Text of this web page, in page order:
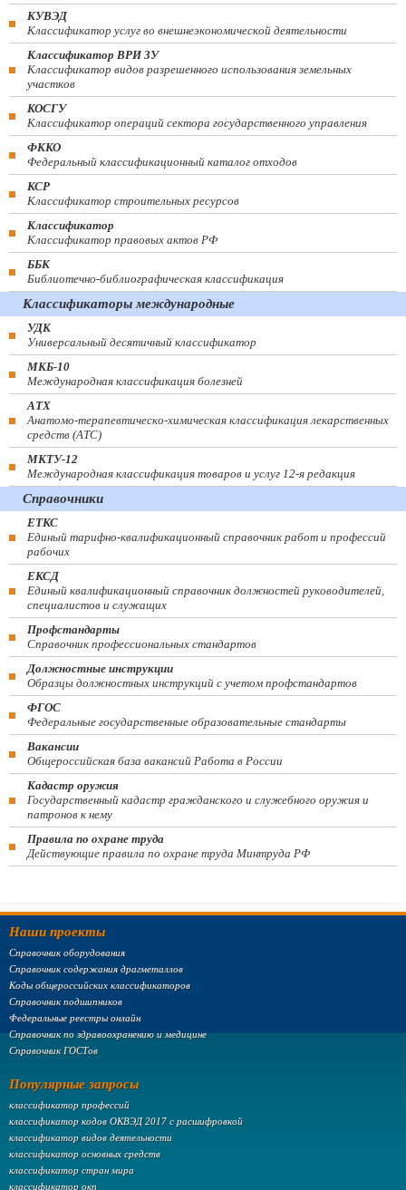
КУВЭД
Классификатор услуг во внешнеэкономической деятельности
Классификатор ВРИ ЗУ
Классификатор видов разрешенного использования земельных
участков
КОСГУ
Классификатор операций сектора государственного управления
ФККО
Федеральный классификационный каталог отходов
КСР
Классификатор строительных ресурсов
Классификатор
Классификатор правовых актов РФ
ББК
Библиотечно-библиографическая классификация
Классификаторы международные
УДК
Универсальный десятичный классификатор
МКБ-10
Международная классификация болезней
АТХ
Анатомо-терапевтическо-химическая классификация лекарственных
средств (ATC)
МКТУ-12
Международная классификация товаров и услуг 12-я редакция
Справочники
ЕТКС
Единый тарифно-квалификационный справочник работ и профессий
рабочих
ЕКСД
Единый квалификационный справочник должностей руководителей,
специалистов и служащих
Профстандарты
Справочник профессиональных стандартов
Должностные инструкции
Образцы должностных инструкций с учетом профстандартов
ФГОС
Федеральные государственные образовательные стандарты
Вакансии
Общероссийская база вакансий Работа в России
Кадастр оружия
Государственный кадастр гражданского и служебного оружия и
патронов к нему
Правила по охране труда
Действующие правила по охране труда Минтруда РФ
Наши проекты
Справочник оборудования
Справочник содержания драгметаллов
Коды общероссийских классификаторов
Справочник подшипников
Федеральные реестры онлайн
Справочник по здравоохранению и медицине
Справочник ГОСТов
Популярные запросы
классификатор профессий
классификатор кодов ОКВЭД 2017 с расшифровкой
классификатор видов деятельности
классификатор основных средств
классификатор стран мира
классификатор окп